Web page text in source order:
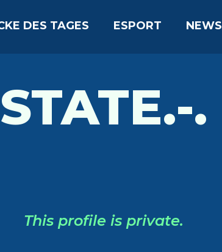
DES TAGES ESPORT NEWS
STATE.-.
This profile is private.